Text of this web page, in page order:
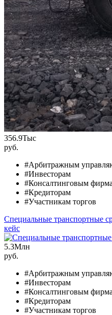
356.9Тыс
руб.
#Арбитражным
#Инвесторам
#Консалтинговым
#Кредиторам
#Участникам торгов
Специальные транспортные
кейс
5.3Млн
руб.
#Арбитражным
#Инвесторам
#Консалтинговым
#Кредиторам
#Участникам торгов